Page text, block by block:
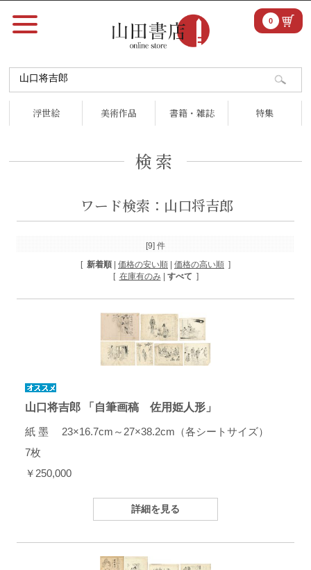
浮世絵 美術作品 書籍・雑誌 特集
0
検索
ワード検索：山口将吉郎
[9] 件
[ 新着順 価格の安い順 価格の高い順 ]
[ 在庫有のみ| すべて ]
山口将吉郎 「自筆画稿 佐用姫人形」
紙 墨 23×16.7cm～27×38.2cm（各シートサイズ）
7枚
￥250,000
詳細を見る